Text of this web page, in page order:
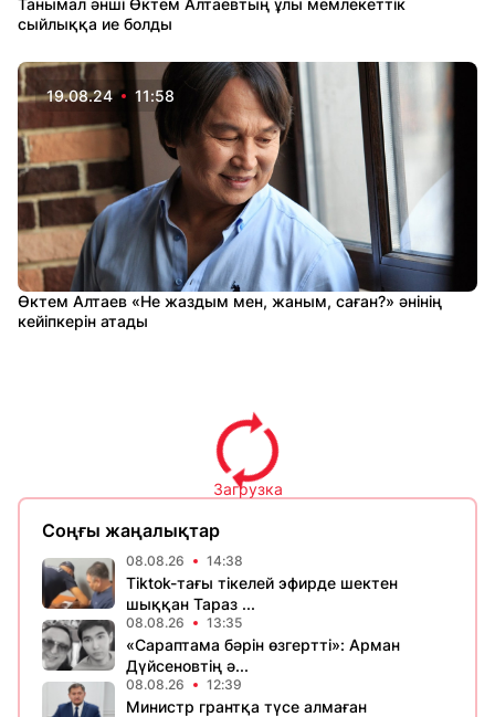
Танымал әнші Өктем Алтаевтың ұлы мемлекеттік
сыйлыққа ие болды
19.08.24 11:58
Өктем Алтаев «Не жаздым мен, жаным, саған?» әнінің
кейіпкерін атады
Загрузка
Соңғы жаңалықтар
08.08.26 14:38
Tiktok-тағы тікелей эфирде шектен
шыққан Тараз ...
08.08.26 13:35
«Сараптама бәрін өзгертті»: Арман
Дүйсеновтің ә...
08.08.26 12:39
Министр грантқа түсе алмаған